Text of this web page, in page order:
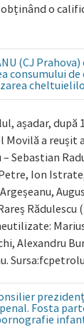
o
(CJ
consumului
așadar, după
a reușit
Sebastian
Ion
Rădulescu
Alexandru
Fosta